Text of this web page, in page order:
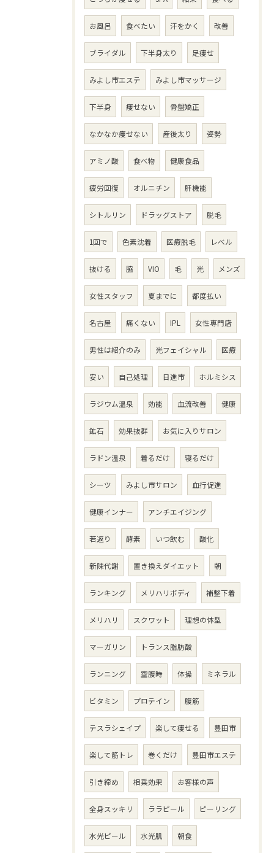
お風呂 食べたい 汗をかく 改善
ブライダル 下半身太り 足痩せ
みよし市エステ みよし市マッサージ
下半身 痩せない 骨盤矯正
なかなか痩せない 産後太り 姿勢
アミノ酸 食べ物 健康食品
疲労回復 オルニチン 肝機能
シトルリン ドラッグストア 脱毛
1回で 色素沈着 医療脱毛 レベル
抜ける 脇 VIO 毛 光 メンズ
女性スタッフ 夏までに 都度払い
名古屋 痛くない IPL 女性専門店
男性は紹介のみ 光フェイシャル 医療
安い 自己処理 日進市 ホルミシス
ラジウム温泉 効能 血流改善 健康
鉱石 効果抜群 お気に入りサロン
ラドン温泉 着るだけ 寝るだけ
シーツ みよし市サロン 血行促進
健康インナー アンチエイジング
若返り 酵素 いつ飲む 酸化
新陳代謝 置き換えダイエット 朝
ランキング メリハリボディ 補整下着
メリハリ スクワット 理想の体型
マーガリン トランス脂肪酸
ランニング 空腹時 体操 ミネラル
ビタミン プロテイン 腹筋
テスラシェイプ 楽して痩せる 豊田市
楽して筋トレ 巻くだけ 豊田市エステ
引き締め 相乗効果 お客様の声
全身スッキリ ララピール ピーリング
水光ピール 水光肌 朝食